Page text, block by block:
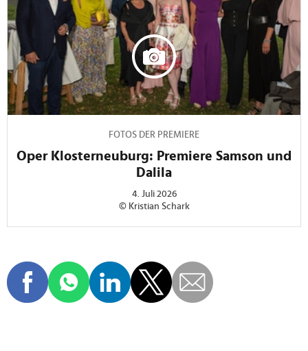
FOTOS DER PREMIERE
Oper Klosterneuburg: Premiere Samson und
Dalila
4. Juli 2026
© Kristian Schark